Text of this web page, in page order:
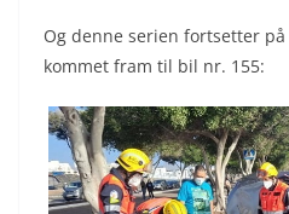
Og denne serien fortsetter
kommet fram til bil nr. 155: